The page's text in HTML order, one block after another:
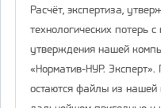
Расчёт, экспертиза,
технологических потерь
утверждения нашей
«Норматив-НУР.
остаются файлы из